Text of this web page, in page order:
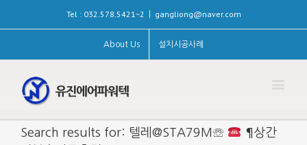
Tel : 032.578.5421~2 gangliong@naver.com
About Us 설치시공사례
Search results for: 텔레@STA79M☏
¶상간